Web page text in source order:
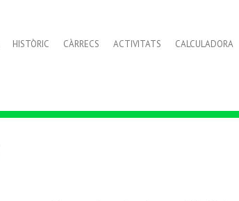
HISTÒRIC CÀRRECS ACTIVITATS CALCULADORA